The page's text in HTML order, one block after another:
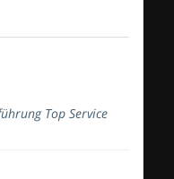
Top Service